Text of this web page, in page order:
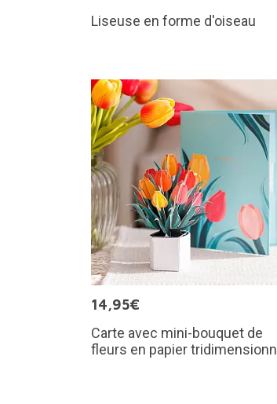
Liseuse en forme d'oiseau
14,95€
Carte avec mini-bouquet de
fleurs en papier